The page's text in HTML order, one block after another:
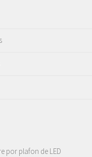
por plafon de LED